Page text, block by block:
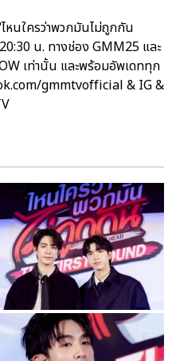
หนใครว่าพวกมันไม่ถูกกัน
น. ทางช่อง GMM25 และ
เท่านั้น และพร้อมอัพเดททุก
gmmtvofficial & IG &